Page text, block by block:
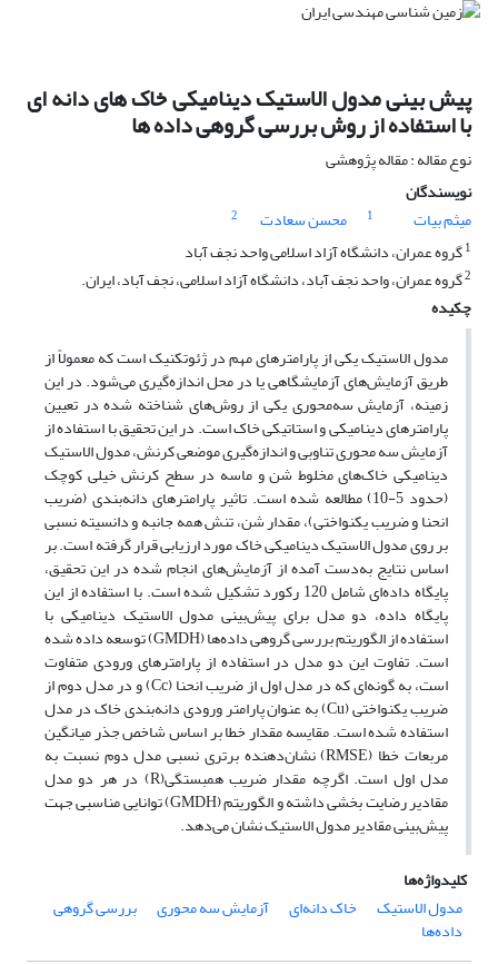
پیش بینی مدول الاستیک دینامیکی خاک های دانه ای
با استفاده از روش بررسی گروهی داده ها
نوع مقاله : مقاله پژوهشی
نویسندگان
میثم بیات
1 محسن سعادت
2
1گروه عمران، دانشگاه آزاد اسلامی واحد نجف آباد
2گروه عمران، واحد نجف آباد، دانشگاه آزاد اسلامی، نجف آباد، ایران.
چکیده
مدول الاستیک یکی از پارامترهای مهم در ژئوتکنیک است که معمولاً از
طریق آزمایش‌های آزمایشگاهی یا در محل اندازه‌گیری می‌شود. در این
زمینه، آزمایش سه‌محوری یکی از روش‌های شناخته شده در تعیین
پارامترهای دینامیکی و استاتیکی خاک است. در این تحقیق با استفاده از
آزمایش سه محوری تناوبی و اندازه‌گیری موضعی کرنش، مدول الاستیک
دینامیکی خاک‌های مخلوط شن و ماسه در سطح کرنش خیلی کوچک
(حدود 5-10) مطالعه شده است. تاثیر پارامترهای دانه‌بندی (ضریب
انحنا و ضریب یکنواختی)، مقدار شن، تنش همه جانبه و دانسیته نسبی
بر روی مدول الاستیک دینامیکی خاک مورد ارزیابی قرار گرفته است. بر
اساس نتایج به‌دست آمده از آزمایش‌های انجام شده در این تحقیق،
پایگاه داده‌ای شامل 120 رکورد تشکیل شده است. با استفاده از این
پایگاه داده‌، دو مدل برای پیش‌بینی مدول الاستیک دینامیکی با
استفاده از الگوریتم بررسی گروهی داده‌ها (GMDH) توسعه داده شده
است. تفاوت این دو مدل در استفاده از پارامترهای ورودی متفاوت
است، به گونه‌ای که در مدل اول از ضریب انحنا (Cc) و در مدل دوم از
ضریب یکنواختی (Cu) به عنوان پارامتر ورودی دانه‌بندی خاک در مدل
استفاده شده است. مقایسه مقدار خطا بر اساس شاخص جذر میانگین
مربعات خطا (RMSE) نشان‌دهنده برتری نسبی مدل دوم نسبت به
مدل اول است. اگرچه مقدار ضریب همبستگی(R) در هر دو مدل
مقادیر رضایت بخشی داشته و الگوریتم (GMDH) توانایی مناسبی جهت
پیش‌بینی مقادیر مدول الاستیک نشان می‌دهد.
کلیدواژه‌ها
مدول الاستیک
خاک دانه‌ای آزمایش سه محوری بررسی گروهی
داده‌ها